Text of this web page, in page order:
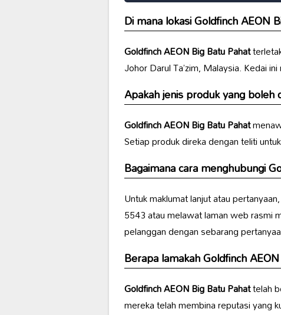
Di mana lokasiGoldfinch AEON
Goldfinch AEON Big Batu Pahat
Johor Darul Ta’zim, Malaysia. Kedai
Apakah jenis produk yang boleh
Goldfinch AEON Big Batu Pahat
Setiap produk direka dengan teliti
Bagaimana cara menghubungi
Untuk maklumat lanjut atau
5543 atau melawat laman web rasmi
pelanggan dengan sebarang
Berapa lamakahGoldfinch
Goldfinch AEON Big Batu Pahattelah
mereka telah membina reputasi yang